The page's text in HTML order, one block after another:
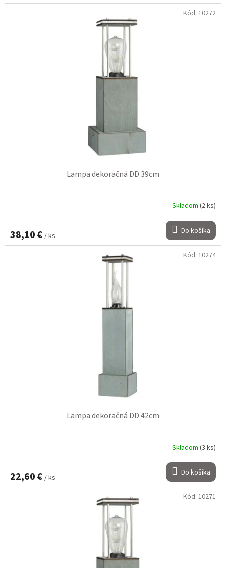
Lampa dekoračná DD 39cm
Skladom (2 ks)
38,10 € / ks Do košíka
Kód: 10272
Lampa dekoračná DD 42cm
Skladom (3 ks)
22,60 € / ks Do košíka
Kód: 10274
Kód: 10271